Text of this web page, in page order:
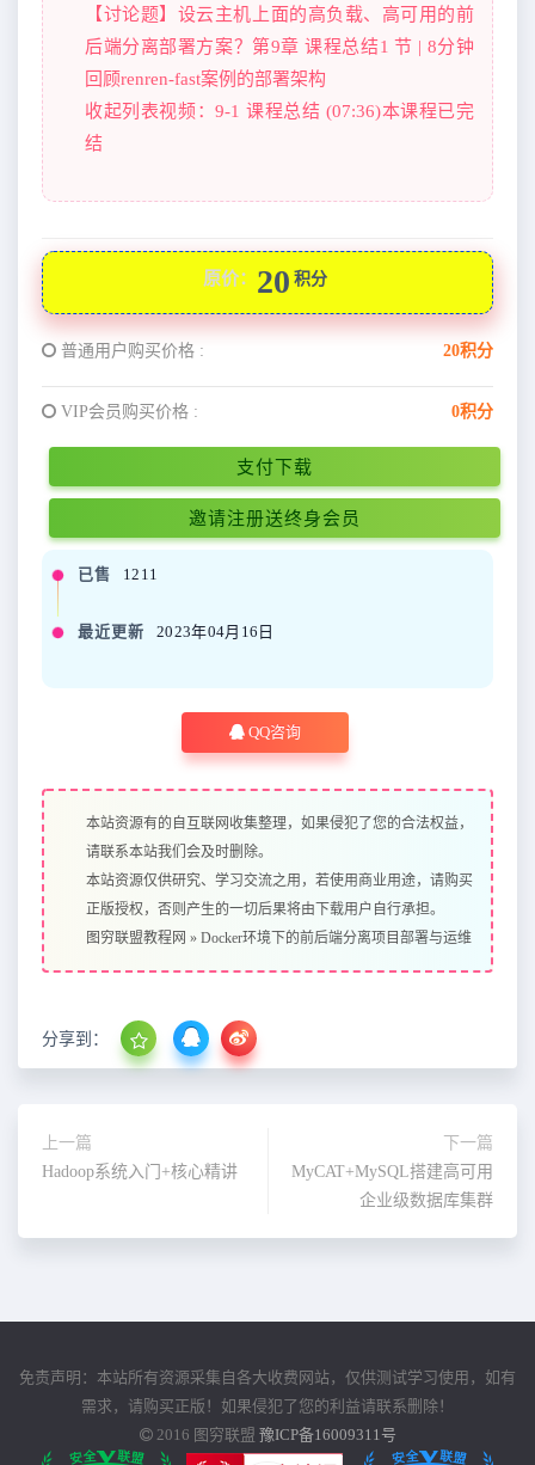
【讨论题】设云主机上面的高负载、高可用的前
后端分离部署方案？第9章 课程总结1 节 | 8分钟
回顾renren-fast案例的部署架构
收起列表视频：9-1 课程总结 (07:36)本课程已完
结
原价： 20 积分
普通用户购买价格 : 20积分
VIP会员购买价格 : 0积分
支付下载
邀请注册送终身会员
已售 1211
最近更新 2023年04月16日
QQ咨询
本站资源有的自互联网收集整理，如果侵犯了您的合法权益，
请联系本站我们会及时删除。
本站资源仅供研究、学习交流之用，若使用商业用途，请购买
正版授权，否则产生的一切后果将由下载用户自行承担。
图穷联盟教程网 » Docker环境下的前后端分离项目部署与运维
分享到：
上一篇
Hadoop系统入门+核心精讲
下一篇
MyCAT+MySQL搭建高可用
企业级数据库集群
免责声明：本站所有资源采集自各大收费网站，仅供测试学习使用，如有
需求，请购买正版！如果侵犯了您的利益请联系删除！
2016 图穷联盟 豫ICP备16009311号